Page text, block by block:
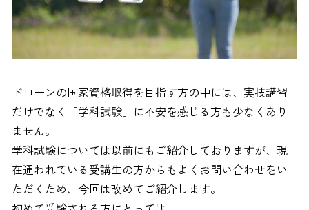
ドローンの国家資格取得を目指す方の中には、実技講習
だけでなく「学科試験」に不安を感じる方も少なくあり
ません。
学科試験については以前にもご紹介しておりますが、現
在通われている受講生の方からもよくお問い合わせをい
ただくため、今回は改めてご紹介します。